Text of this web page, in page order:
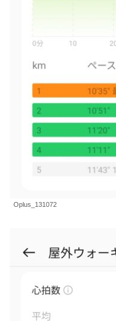
Oplus_131072